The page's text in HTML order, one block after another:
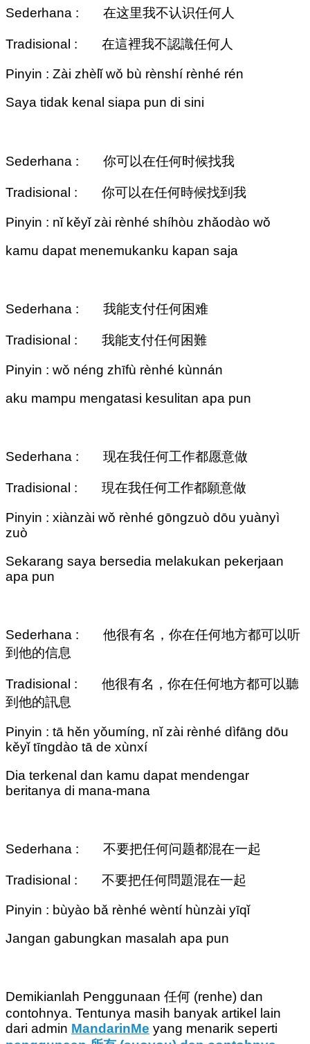
Sederhana : 在这里我不认识任何人
Tradisional : 在這裡我不認識任何人
Pinyin : Zài zhèlǐ wǒ bù rènshí rènhé rén
Saya tidak kenal siapa pun di sini
Sederhana : 你可以在任何时候找我
Tradisional : 你可以在任何時候找到我
Pinyin : nǐ kěyǐ zài rènhé shíhòu zhǎodào wǒ
kamu dapat menemukanku kapan saja
Sederhana : 我能支付任何困难
Tradisional : 我能支付任何困難
Pinyin : wǒ néng zhīfù rènhé kùnnán
aku mampu mengatasi kesulitan apa pun
Sederhana : 现在我任何工作都愿意做
Tradisional : 現在我任何工作都願意做
Pinyin : xiànzài wǒ rènhé gōngzuò dōu yuànyì
zuò
Sekarang saya bersedia melakukan pekerjaan
apa pun
Sederhana : 他很有名，你在任何地方都可以听
到他的信息
Tradisional : 他很有名，你在任何地方都可以聽
到他的訊息
Pinyin : tā hěn yǒumíng, nǐ zài rènhé dìfāng dōu
kěyǐ tīngdào tā de xùnxí
Dia terkenal dan kamu dapat mendengar
beritanya di mana-mana
Sederhana : 不要把任何问题都混在一起
Tradisional : 不要把任何問題混在一起
Pinyin : bùyào bǎ rènhé wèntí hùnzài yīqǐ
Jangan gabungkan masalah apa pun
Demikianlah Penggunaan 任何 (renhe) dan
contohnya. Tentunya masih banyak artikel lain
dari admin MandarinMe yang menarik seperti